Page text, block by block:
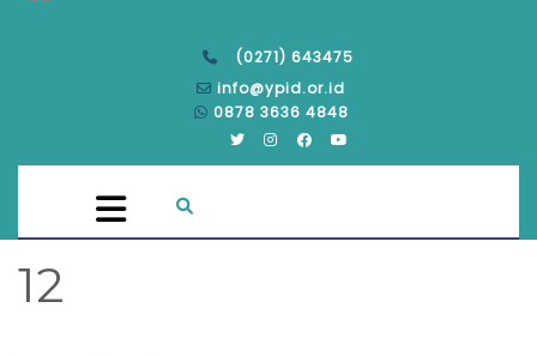
(0271) 643475
info@ypid.or.id
0878 3636 4848
12